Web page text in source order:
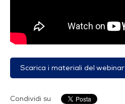
Scarica i materiali del webinar
Condividi su